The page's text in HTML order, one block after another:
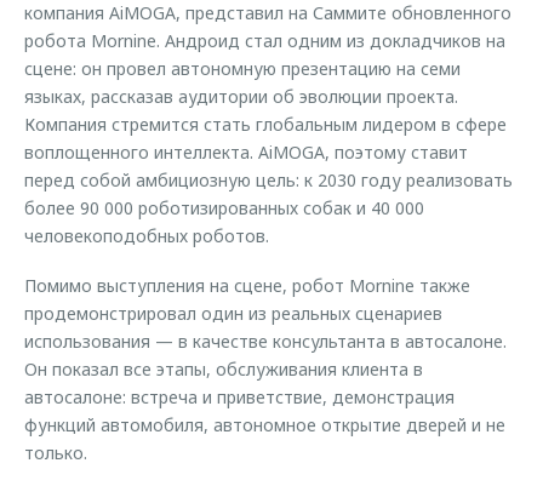
компания AiMOGA, представил на Саммите обновленного
робота Mornine. Андроид стал одним из докладчиков на
сцене: он провел автономную презентацию на семи
языках, рассказав аудитории об эволюции проекта.
Компания стремится стать глобальным лидером в сфере
воплощенного интеллекта. AiMOGA, поэтому ставит
перед собой амбициозную цель: к 2030 году реализовать
более 90 000 роботизированных собак и 40 000
человекоподобных роботов.
Помимо выступления на сцене, робот Mornine также
продемонстрировал один из реальных сценариев
использования — в качестве консультанта в автосалоне.
Он показал все этапы, обслуживания клиента в
автосалоне: встреча и приветствие, демонстрация
функций автомобиля, автономное открытие дверей и не
только.